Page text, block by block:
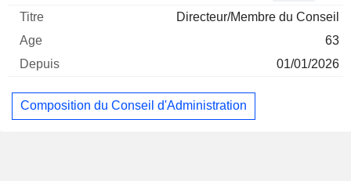
Directeur/Membre du Conseil
63
01/01/2026
Composition du Conseil d'Administration